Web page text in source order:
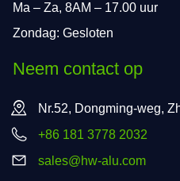
Ma – Za, 8AM – 17.00 uur
Zondag: Gesloten
Neem contact op
Nr.52, Dongming-weg,
+86 181 3778 2032
sales@hw-alu.com